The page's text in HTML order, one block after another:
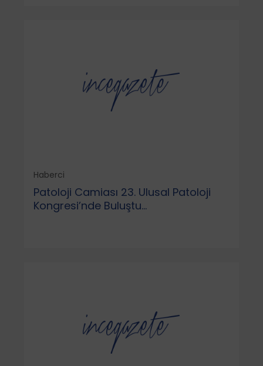
Haberci
Patoloji Camiası 23. Ulusal Patoloji
Kongresi’nde Buluştu...